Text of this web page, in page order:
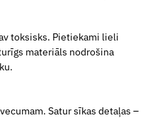
toksisks. Pietiekami lieli
materiāls nodrošina
Satur sīkas detaļas –